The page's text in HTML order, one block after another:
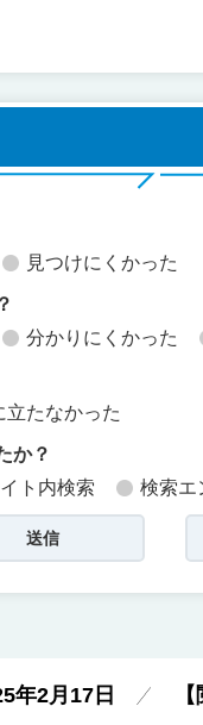
見つけにくかった
分かりにくかった
立たなかった
か？
ト内検索 検索エ
年2月17日